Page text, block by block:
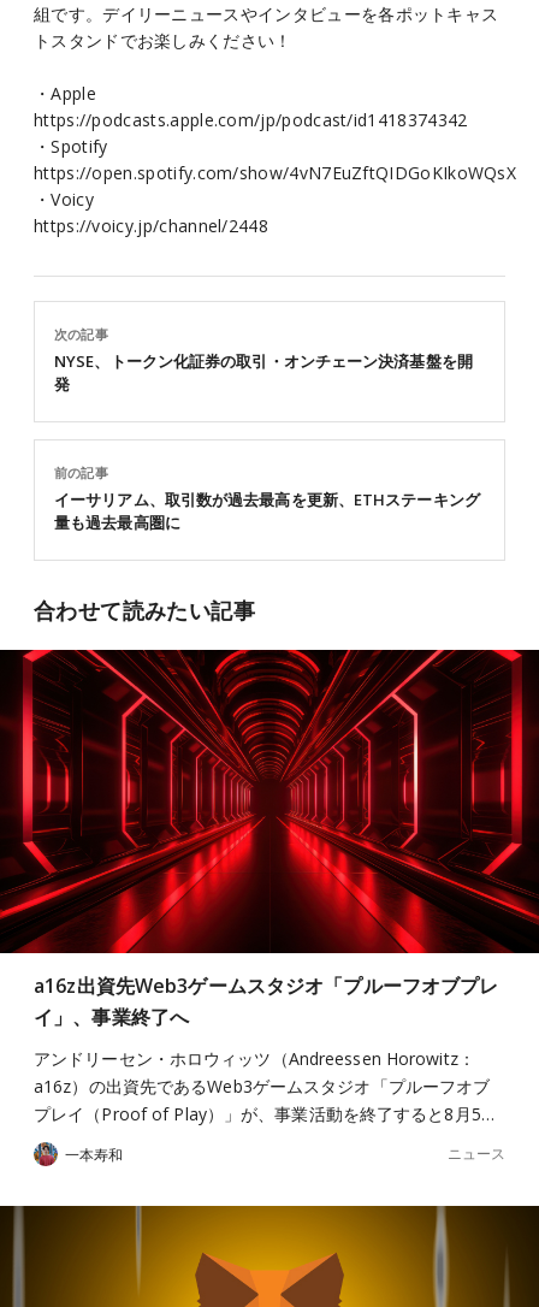
組です。デイリーニュースやインタビューを各ポットキャス
トスタンドでお楽しみください！
・Apple
https://podcasts.apple.com/jp/podcast/id1418374342
・Spotify
https://open.spotify.com/show/4vN7EuZftQIDGoKIkoWQsX
・Voicy
https://voicy.jp/channel/2448
前の記事
イーサリアム、取引数が過去最高を更新、ETHステーキング
量も過去最高圏に
次の記事
NYSE、トークン化証券の取引・オンチェーン決済基盤を開
発
合わせて読みたい記事
a16z出資先Web3ゲームスタジオ「プルーフオブプレ
イ」、事業終了へ
アンドリーセン・ホロウィッツ（Andreessen Horowitz：
a16z）の出資先であるWeb3ゲームスタジオ「プルーフオブ
プレイ（Proof of Play）」が、事業活動を終了すると8月5…
一本寿和 ニュース